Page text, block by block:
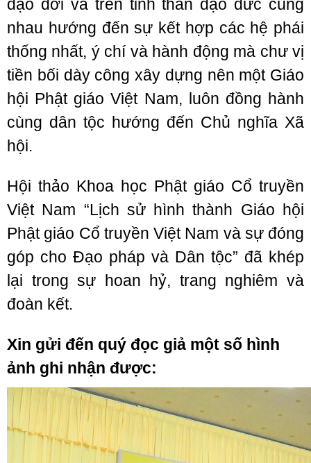
đạo đời và trên tinh thần đạo đức cùng
nhau hướng đến sự kết hợp các hệ phái
thống nhất, ý chí và hành động mà chư vị
tiền bối dày công xây dựng nên một Giáo
hội Phật giáo Việt Nam, luôn đồng hành
cùng dân tộc hướng đến Chủ nghĩa Xã
hội.
Hội thảo Khoa học Phật giáo Cổ truyền
Việt Nam “Lịch sử hình thành Giáo hội
Phật giáo Cổ truyền Việt Nam và sự đóng
góp cho Đạo pháp và Dân tộc” đã khép
lại trong sự hoan hỷ, trang nghiêm và
đoàn kết.
Xin gửi đến quý đọc giả một số hình
ảnh ghi nhận được: